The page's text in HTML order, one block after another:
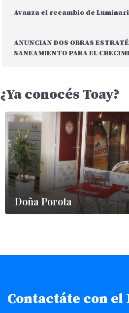
Avanza el recambio de
ANUNCIAN DOS OBRAS
SANEAMIENTO PARA EL
¿Ya conocés Toay?
Doña Porota
Contactáte con